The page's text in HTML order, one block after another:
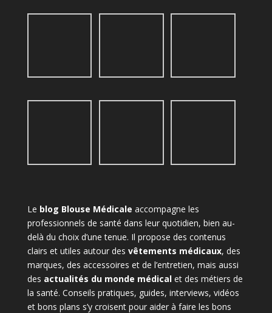
Le blog Blouse Médicale accompagne les
professionnels de santé dans leur quotidien, bien au-
delà du choix d’une tenue. Il propose des contenus
clairs et utiles autour des vêtements médicaux, des
marques, des accessoires et de l’entretien, mais aussi
des actualités du monde médicalet des métiers de
la santé. Conseils pratiques, guides, interviews, vidéos
et bons plans s’y croisent pour aider à faire les bons